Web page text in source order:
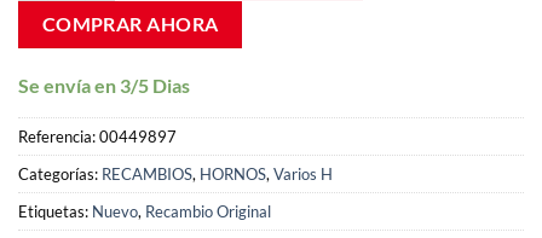
COMPRAR AHORA
Se envía en 3/5 Dias
Referencia:00449897
Categorías: RECAMBIOS, HORNOS, Varios H
Etiquetas: Nuevo, Recambio Original